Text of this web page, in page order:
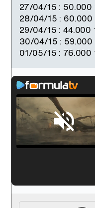
27/04/15 : 50.000
28/04/15 : 60.000
29/04/15 : 44.000
30/04/15 :
01/05/15 : 76.000
Loaded: